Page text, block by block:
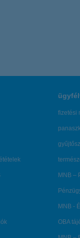
fizetési
MNB –
MNB -
OBA